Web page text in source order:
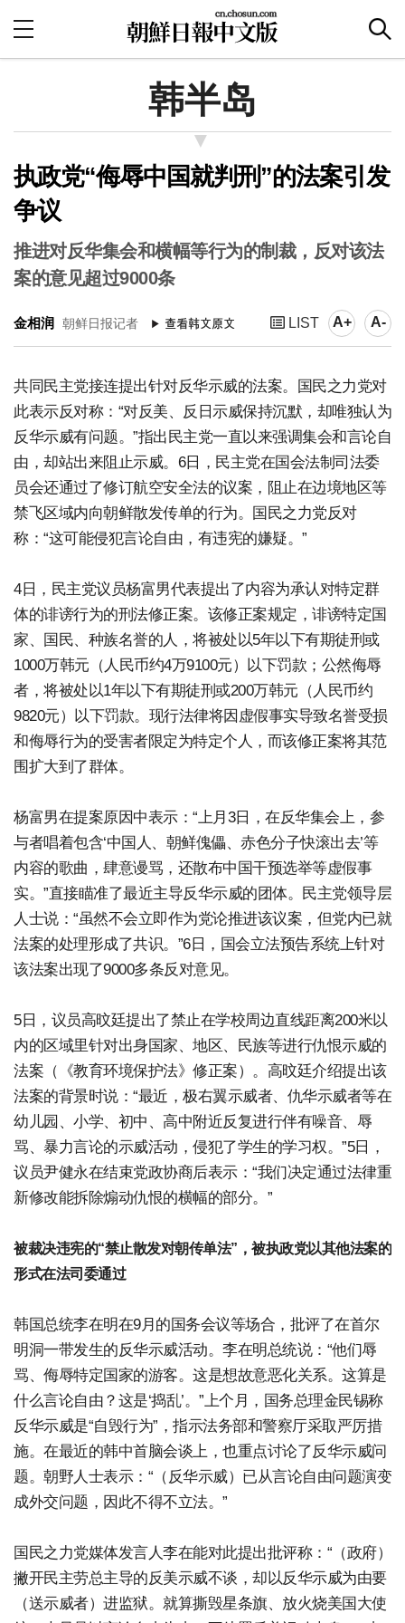
韩半岛
执政党“侮辱中国就判刑”的法案引发
争议
推进对反华集会和横幅等行为的制裁，反对该法
案的意见超过9000条
金相润 朝鲜日报记者 LIST A+ A-
共同民主党接连提出针对反华示威的法案。国民之力党对
此表示反对称：“对反美、反日示威保持沉默，却唯独认为
反华示威有问题。”指出民主党一直以来强调集会和言论自
由，却站出来阻止示威。6日，民主党在国会法制司法委
员会还通过了修订航空安全法的议案，阻止在边境地区等
禁飞区域内向朝鲜散发传单的行为。国民之力党反对
称：“这可能侵犯言论自由，有违宪的嫌疑。”
4日，民主党议员杨富男代表提出了内容为承认对特定群
体的诽谤行为的刑法修正案。该修正案规定，诽谤特定国
家、国民、种族名誉的人，将被处以5年以下有期徒刑或
1000万韩元（人民币约4万9100元）以下罚款；公然侮辱
者，将被处以1年以下有期徒刑或200万韩元（人民币约
9820元）以下罚款。现行法律将因虚假事实导致名誉受损
和侮辱行为的受害者限定为特定个人，而该修正案将其范
围扩大到了群体。
杨富男在提案原因中表示：“上月3日，在反华集会上，参
与者唱着包含‘中国人、朝鲜傀儡、赤色分子快滚出去’等
内容的歌曲，肆意谩骂，还散布中国干预选举等虚假事
实。”直接瞄准了最近主导反华示威的团体。民主党领导层
人士说：“虽然不会立即作为党论推进该议案，但党内已就
法案的处理形成了共识。”6日，国会立法预告系统上针对
该法案出现了9000多条反对意见。
5日，议员高旼廷提出了禁止在学校周边直线距离200米以
内的区域里针对出身国家、地区、民族等进行仇恨示威的
法案（《教育环境保护法》修正案）。高旼廷介绍提出该
法案的背景时说：“最近，极右翼示威者、仇华示威者等在
幼儿园、小学、初中、高中附近反复进行伴有噪音、辱
骂、暴力言论的示威活动，侵犯了学生的学习权。”5日，
议员尹健永在结束党政协商后表示：“我们决定通过法律重
新修改能拆除煽动仇恨的横幅的部分。”
被裁决违宪的“禁止散发对朝传单法”，被执政党以其他法案的
形式在法司委通过
韩国总统李在明在9月的国务会议等场合，批评了在首尔
明洞一带发生的反华示威活动。李在明总统说：“他们辱
骂、侮辱特定国家的游客。这是想故意恶化关系。这算是
什么言论自由？这是‘捣乱’。”上个月，国务总理金民锡称
反华示威是“自毁行为”，指示法务部和警察厅采取严厉措
施。在最近的韩中首脑会谈上，也重点讨论了反华示威问
题。朝野人士表示：“（反华示威）已从言论自由问题演变
成外交问题，因此不得不立法。”
国民之力党媒体发言人李在能对此提出批评称：“（政府）
撇开民主劳总主导的反美示威不谈，却以反华示威为由要
（送示威者）进监狱。就算撕毁星条旗、放火烧美国大使